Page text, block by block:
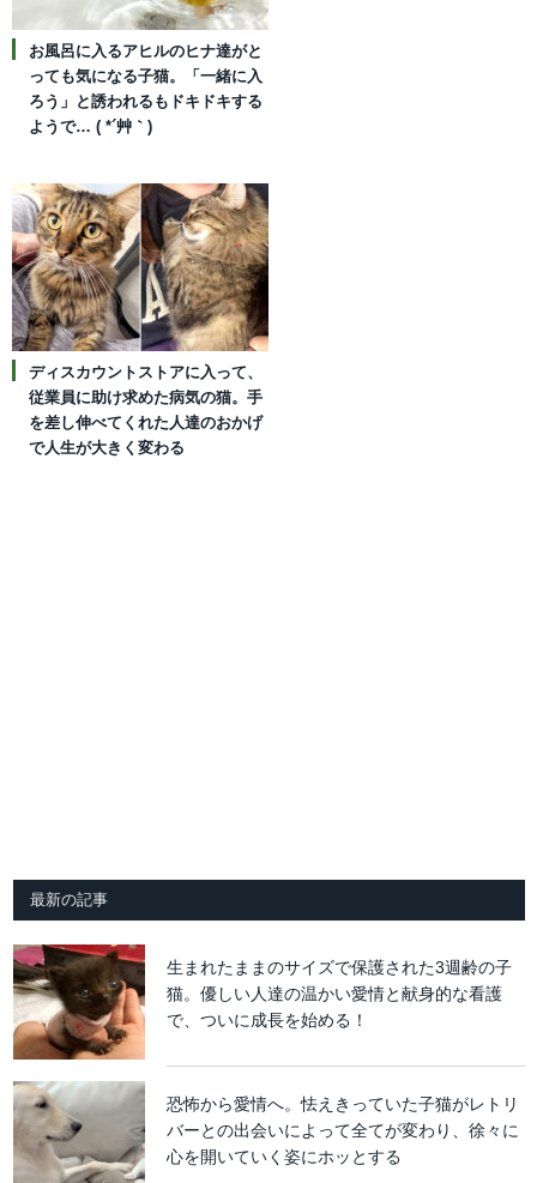
お風呂に入るアヒルのヒナ達がと
っても気になる子猫。「一緒に入
ろう」と誘われるもドキドキする
ようで… ( *´艸｀)
ディスカウントストアに入って、
従業員に助け求めた病気の猫。手
を差し伸べてくれた人達のおかげ
で人生が大きく変わる
最新の記事
生まれたままのサイズで保護された3週齢の子
猫。優しい人達の温かい愛情と献身的な看護
で、ついに成長を始める！
恐怖から愛情へ。怯えきっていた子猫がレトリ
バーとの出会いによって全てが変わり、徐々に
心を開いていく姿にホッとする